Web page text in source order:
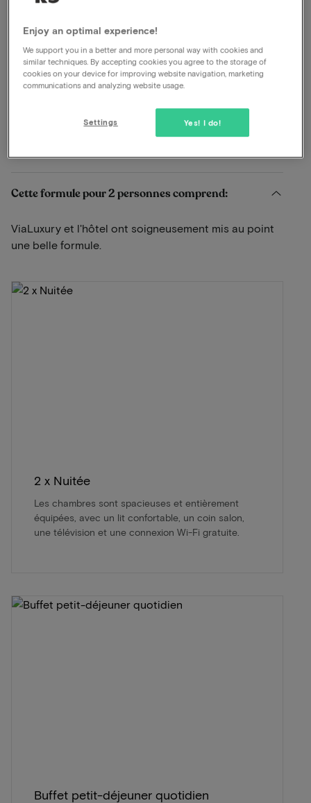
Frais de réservation inclus
Petit déjeuner inclus
Dîner inclus
Piscine à disposition
Réservable jusqu’au 30 septembre 2026
Cette formule pour 2 personnes comprend:
ViaLuxury et l'hôtel ont soigneusement mis au point
une belle formule.
2 x Nuitée
Les chambres sont spacieuses et entièrement
équipées, avec un lit confortable, un coin salon,
une télévision et une connexion Wi-Fi gratuite.
Buffet petit-déjeuner quotidien
Enjoy an optimal experience!
We support you in a better and more personal way with cookies and
similar techniques. By accepting cookies you agree to the storage of
cookies on your device for improving website navigation, marketing
communications and analyzing website usage.
Yes! I do!
Settings